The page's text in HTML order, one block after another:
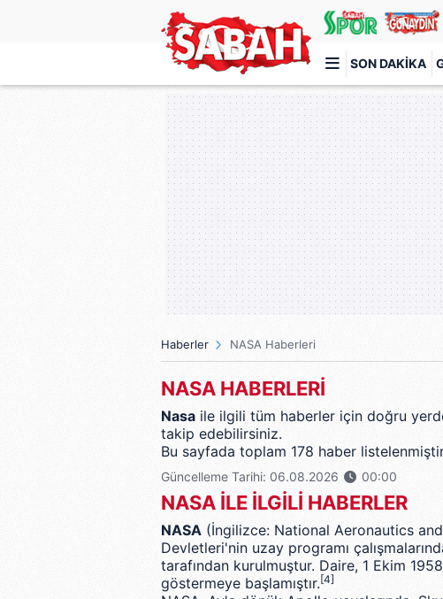
SON DAKIKA
Türkiye'nin en iyi haber sitesi
Haberler NASA Haberleri
NASA HABERLERİ
Nasa ile ilgili tüm haberler için doğru
takip edebilirsiniz.
Bu sayfada toplam 178 haber
Güncelleme Tarihi: 06.08.2026 00:00
NASA İLE İLGİLİ HABERLER
NASA (İngilizce: National Aeronautics
Devletleri'nin uzay programı
tarafından kurulmuştur. Daire, 1 Ekim 1958
göstermeye başlamıştır.[4]